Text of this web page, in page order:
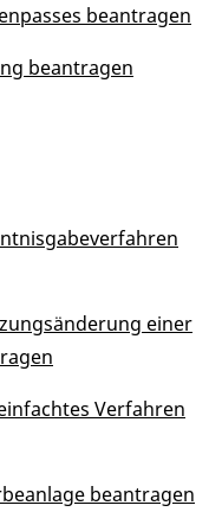
beantragen
beantragen
einer
Verfahren
beantragen